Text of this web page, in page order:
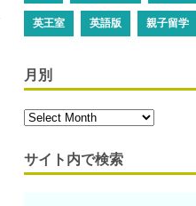
英王室 英語版 親子留学
月別
サイト内で検索